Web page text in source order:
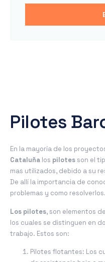
Pilotes
En la mayoría de los
Cataluña los pilotes son el
mas utilizados, debido a su
De allí la importancia de
problemas y como resolverlos.
Los pilotes, son elementos
los cuales se distinguen en
trabajo. Estos son:
Pilotes flotantes: Los